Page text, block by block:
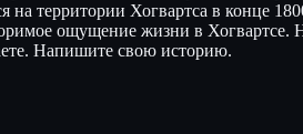
на территории Хогвартса в конце
ощущение жизни в
Напишите свою историю.